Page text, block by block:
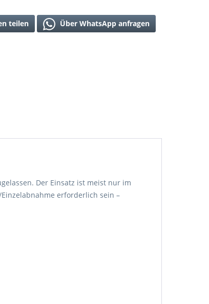
teilen Über WhatsApp anfragen
Der Einsatz ist meist nur im
erforderlich sein –